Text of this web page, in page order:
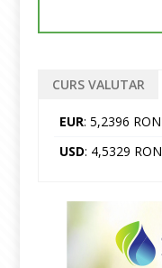
CURS VALUTAR
EUR: 5,2396 RON
USD: 4,5329 RON